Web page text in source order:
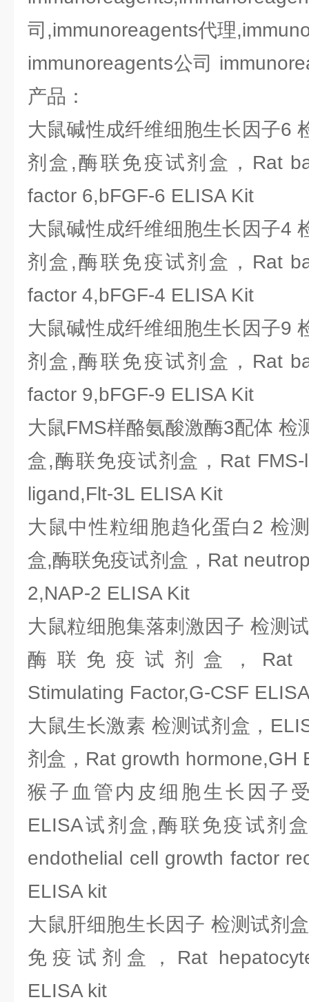
司,immunoreagents代理
immunoreagents公司
产品：
大鼠碱性成纤维细胞生长因子6
剂盒,酶联免疫试剂盒，Rat
factor 6,bFGF-6 ELISA Kit
大鼠碱性成纤维细胞生长因子4
剂盒,酶联免疫试剂盒，Rat
factor 4,bFGF-4 ELISA Kit
大鼠碱性成纤维细胞生长因子9
剂盒,酶联免疫试剂盒，Rat
factor 9,bFGF-9 ELISA Kit
大鼠FMS样酪氨酸激酶3配体 检
盒,酶联免疫试剂盒，Rat
ligand,Flt-3L ELISA Kit
大鼠中性粒细胞趋化蛋白2 检
盒,酶联免疫试剂盒，Rat
2,NAP-2 ELISA Kit
大鼠粒细胞集落刺激因子 检测
酶联免疫试剂盒，Rat
Stimulating Factor,G-CSF
大鼠生长激素 检测试剂盒，
剂盒，Rat growth hormone,GH
猴子血管内皮细胞生长因子
ELISA试剂盒,酶联免疫试剂
endothelial cell growth factor
ELISA kit
大鼠肝细胞生长因子 检测试剂
免疫试剂盒，Rat
ELISA kit